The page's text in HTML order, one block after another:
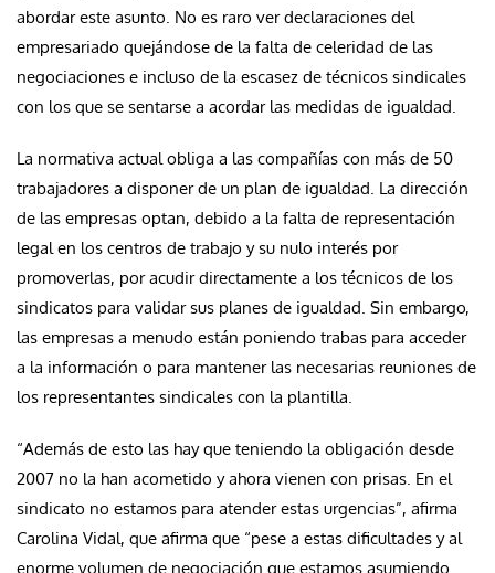
abordar este asunto. No es raro ver declaraciones del
empresariado quejándose de la falta de celeridad de las
negociaciones e incluso de la escasez de técnicos sindicales
con los que se sentarse a acordar las medidas de igualdad.
La normativa actual obliga a las compañías con más de 50
trabajadores a disponer de un plan de igualdad. La dirección
de las empresas optan, debido a la falta de representación
legal en los centros de trabajo y su nulo interés por
promoverlas, por acudir directamente a los técnicos de los
sindicatos para validar sus planes de igualdad. Sin embargo,
las empresas a menudo están poniendo trabas para acceder
a la información o para mantener las necesarias reuniones de
los representantes sindicales con la plantilla.
“Además de esto las hay que teniendo la obligación desde
2007 no la han acometido y ahora vienen con prisas. En el
sindicato no estamos para atender estas urgencias”, afirma
Carolina Vidal, que afirma que “pese a estas dificultades y al
enorme volumen de negociación que estamos asumiendo